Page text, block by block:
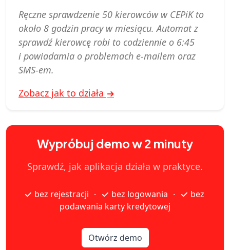
Ręczne sprawdzenie 50 kierowców w CEPiK to
około 8 godzin pracy w miesiącu. Automat z
sprawdź kierowcę robi to codziennie o 6:45
i powiadamia o problemach e‑mailem oraz
SMS-em.
Zobacz jak to działa
Wypróbuj demo w 2 minuty
Sprawdź, jak aplikacja działa w praktyce.
bez rejestracji · bez logowania ·
bez
podawania karty kredytowej
Otwórz demo